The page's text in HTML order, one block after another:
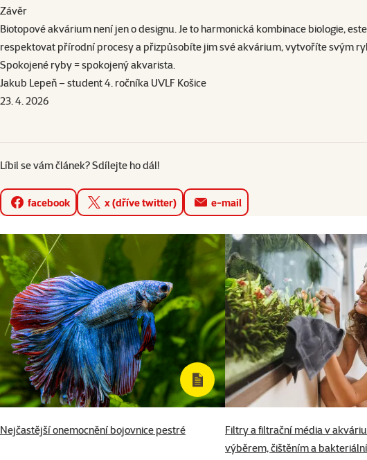
Závěr
Biotopové akvárium není jen o designu. Je to harmonická kombinace biologie,
respektovat přírodní procesy a přizpůsobíte jim své akvárium, vytvoříte svým
Spokojené ryby = spokojený akvarista.
Jakub Lepeň – student 4. ročníka UVLF Košice
23. 4. 2026
Líbil se vám článek? Sdílejte ho dál!
facebook x (dříve twitter)
e-mail
Nejčastější onemocnění bojovnice pestré
Filtry a filtrační média v
výběrem, čištěním a